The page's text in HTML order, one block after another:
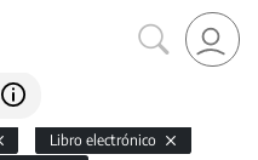
Libro electrónico